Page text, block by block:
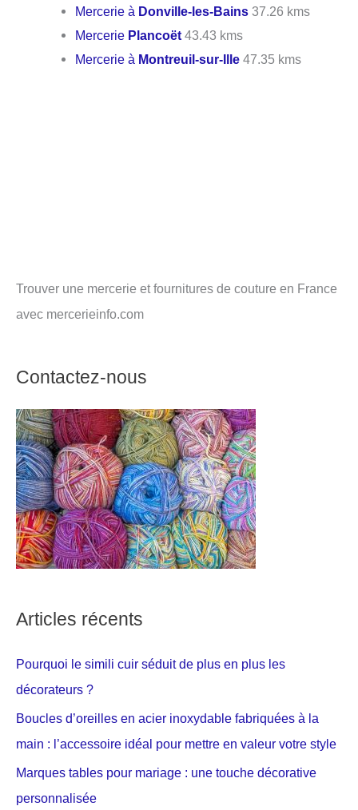
Mercerie à Donville-les-Bains 37.26 kms
Mercerie Plancoët 43.43 kms
Mercerie à Montreuil-sur-Ille 47.35 kms
Trouver une mercerie et fournitures de couture en France
avec mercerieinfo.com
Contactez-nous
Articles récents
Pourquoi le simili cuir séduit de plus en plus les
décorateurs ?
Boucles d’oreilles en acier inoxydable fabriquées à la
main : l’accessoire idéal pour mettre en valeur votre style
Marques tables pour mariage : une touche décorative
personnalisée